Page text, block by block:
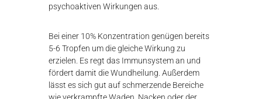
psychoaktiven Wirkungen aus.
Bei einer 10% Konzentration genügen bereits
5-6 Tropfen um die gleiche Wirkung zu
erzielen. Es regt das Immunsystem an und
fördert damit die Wundheilung. Außerdem
lässt es sich gut auf schmerzende Bereiche